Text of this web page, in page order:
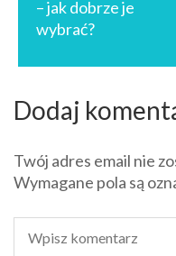
– jak dobrze je
wybrać?
Dodaj
Twój adres email nie
Wymagane pola są